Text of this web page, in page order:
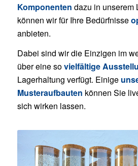
Komponenten dazu in unserem
können wir für Ihre Bedürfnisse
anbieten.
Dabei sind wir die Einzigen im
über eine sovielfältige
Lagerhaltung verfügt. Einige
Musteraufbauten können Sie
sich wirken lassen.